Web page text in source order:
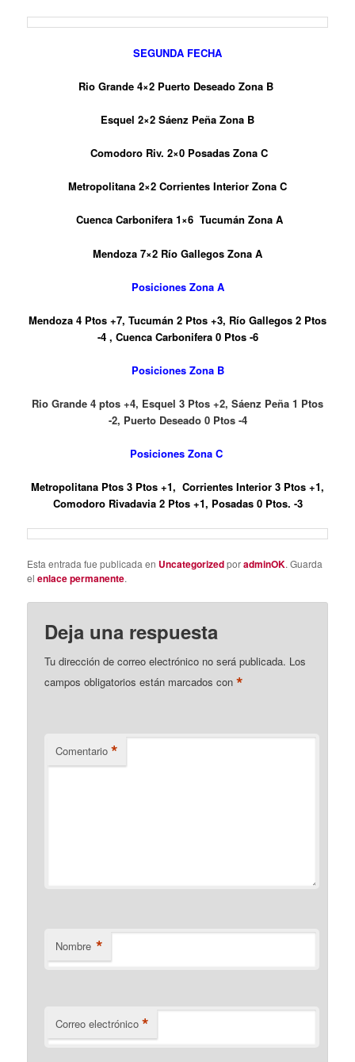
SEGUNDA FECHA
Rio Grande 4×2 Puerto Deseado Zona B
Esquel 2×2 Sáenz Peña Zona B
Comodoro Riv. 2×0 Posadas Zona C
Metropolitana 2×2 Corrientes Interior Zona C
Cuenca Carbonifera 1×6 Tucumán Zona A
Mendoza 7×2 Río Gallegos Zona A
Posiciones Zona A
Mendoza 4 Ptos +7, Tucumán 2 Ptos +3, Río Gallegos 2 Ptos
-4 , Cuenca Carbonifera 0 Ptos -6
Posiciones Zona B
Rio Grande 4 ptos +4, Esquel 3 Ptos +2, Sáenz Peña 1 Ptos
-2, Puerto Deseado 0 Ptos -4
Posiciones Zona C
Metropolitana Ptos 3 Ptos +1, Corrientes Interior 3 Ptos +1,
Comodoro Rivadavia 2 Ptos +1, Posadas 0 Ptos. -3
Esta entrada fue publicada en UncategorizedporadminOK. Guarda
elenlace permanente.
Deja una respuesta
Tu dirección de correo electrónico no será publicada. Los
campos obligatorios están marcados con*
Comentario *
Nombre *
Correo electrónico *